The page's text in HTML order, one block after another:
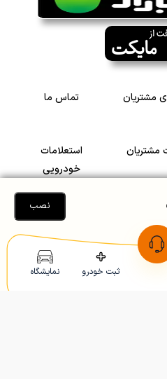
ثبت خودرو نمایشگاه
مشتریان تماس ما
مشتریان
استعلامات
خودرویی
مشتریان
Copyright © 2005-
نصب